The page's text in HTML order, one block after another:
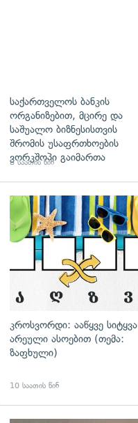
საქართველოს ბანკის
ორგანიზებით, მცირე და
საშუალო ბიზნესისთვის
შრომის უსაფრთხოების
ვორკშოპი გაიმართა
8 საათის წინ
გადახედვა
კროსვორდი: ააწყვე სიტყვა
არეული ასოებით (თემა:
ზაფხული)
10 საათის წინ